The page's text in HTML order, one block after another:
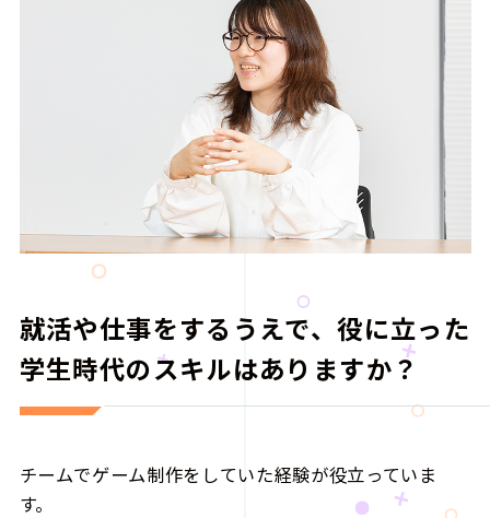
就活や仕事をするうえで、役に立った
学生時代のスキルはありますか？
チームでゲーム制作をしていた経験が役立っていま
す。